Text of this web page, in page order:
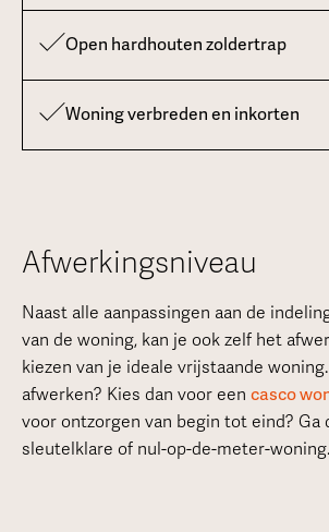
Open hardhouten zoldertrap
Woning verbreden en inkorten
Afwerkingsniveau
Naast alle aanpassingen aan de
van de woning, kan je ook zelf het
kiezen van je ideale vrijstaande
afwerken? Kies dan voor een casco
voor ontzorgen van begin tot eind? Ga
sleutelklare of nul-op-de-meter-woning.